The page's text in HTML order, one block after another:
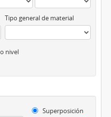
Tipo general de material
nivel
Superposición